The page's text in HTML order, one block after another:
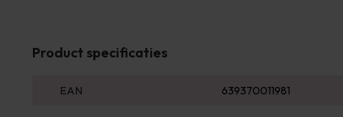
Product specificaties
EAN 639370011981